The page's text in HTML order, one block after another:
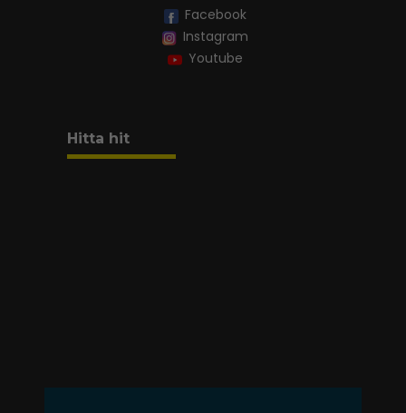
Facebook
Instagram
Youtube
Hitta hit